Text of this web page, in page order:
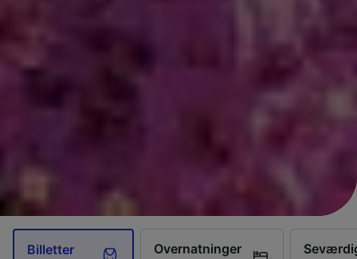
Billetter Overnatninger